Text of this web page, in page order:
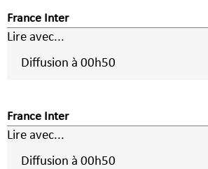
France Inter
Lire avec...
Diffusion à 00h50
France Inter
Lire avec...
Diffusion à 00h50